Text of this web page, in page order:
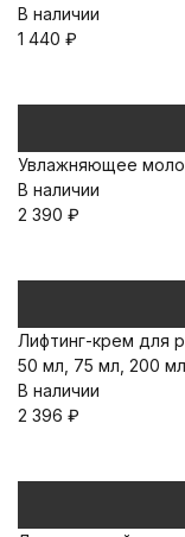
В наличии
1 440 ₽
Увлажняющее
В наличии
2 390 ₽
Лифтинг-крем для
50 мл, 75 мл, 200
В наличии
2 396 ₽